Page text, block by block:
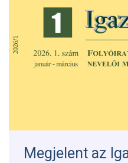
Megjelent az